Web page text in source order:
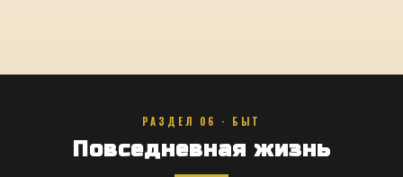
РАЗДЕЛ 06 · БЫТ
Повседневная жизнь